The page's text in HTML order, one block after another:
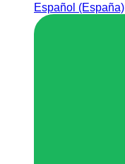
Español (España)